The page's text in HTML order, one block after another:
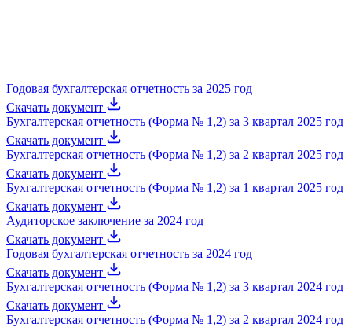
Годовая бухгалтерская отчетность за 2025 год
Скачать документ
Бухгалтерская отчетность (Форма № 1,2) за 3 квартал 2025 год
Скачать документ
Бухгалтерская отчетность (Форма № 1,2) за 2 квартал 2025 год
Скачать документ
Бухгалтерская отчетность (Форма № 1,2) за 1 квартал 2025 год
Скачать документ
Аудиторское заключение за 2024 год
Скачать документ
Годовая бухгалтерская отчетность за 2024 год
Скачать документ
Бухгалтерская отчетность (Форма № 1,2) за 3 квартал 2024 год
Скачать документ
Бухгалтерская отчетность (Форма № 1,2) за 2 квартал 2024 год